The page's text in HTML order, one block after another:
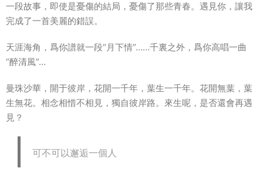
一段故事，即使是憂傷的結局，憂傷了那些青春。遇見你，讓我
完成了一首美麗的錯誤。
天涯海角，爲你譜就一段“月下情”……千裏之外，爲你高唱一曲
“醉清風”…
曼珠沙華，開于彼岸，花開一千年，葉生一千年。花開無葉，葉
生無花。相念相惜不相見，獨自彼岸路。來生呢，是否還會再遇
見？
可不可以邂逅一個人